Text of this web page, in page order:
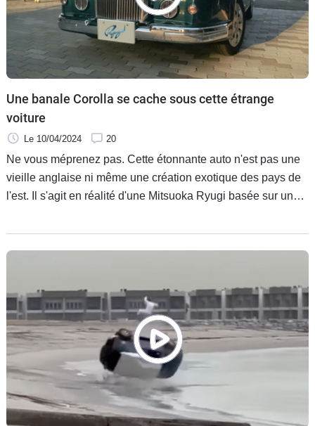
Une banale Corolla se cache sous cette étrange
voiture
Le 10/04/2024 20
Ne vous méprenez pas. Cette étonnante auto n'est pas une
vieille anglaise ni même une création exotique des pays de
l'est. Il s'agit en réalité d'une Mitsuoka Ryugi basée sur une
qu'à l'intérieur.